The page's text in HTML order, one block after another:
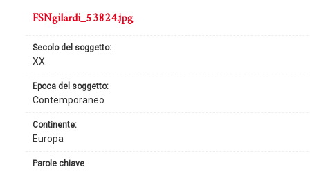
continente:
Europa
secolo del soggetto:
XX
epoca del soggetto:
Contemporaneo
FSNgilardi_53824.jpg
parole chiave